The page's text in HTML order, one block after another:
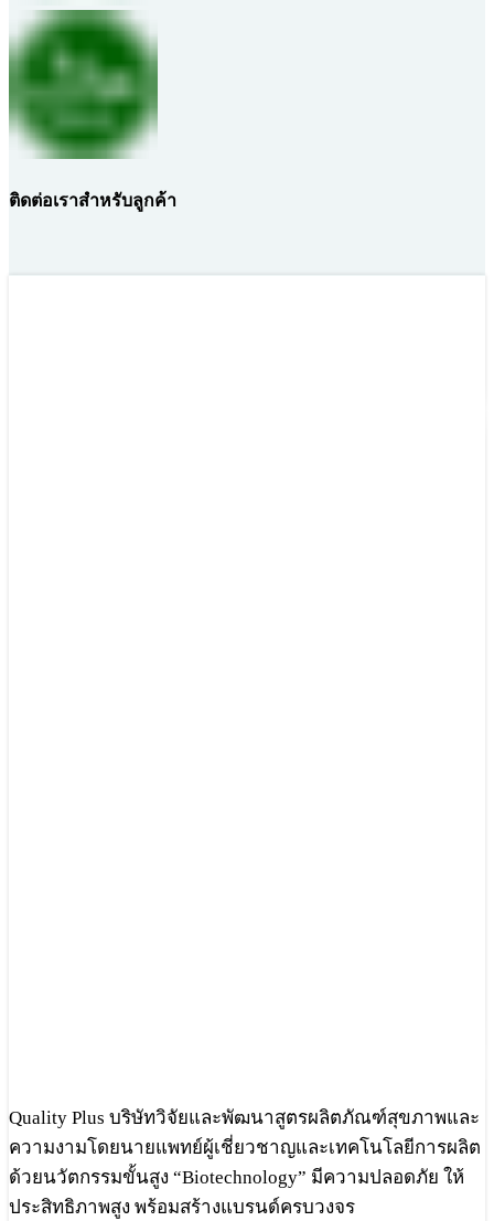
ติดต่อเราสำหรับลูกค้า
Quality Plus บริษัทวิจัยและพัฒนาสูตรผลิตภัณฑ์สุขภาพและ
ความงามโดยนายแพทย์ผู้เชี่ยวชาญและเทคโนโลยีการผลิต
ด้วยนวัตกรรมขั้นสูง “Biotechnology” มีความปลอดภัย ให้
ประสิทธิภาพสูง พร้อมสร้างแบรนด์ครบวงจร